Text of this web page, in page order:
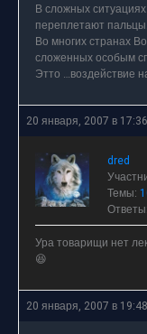
В сложных
переплетают пальцы.
Во многих странах
сложенных особым
Этто …воздействие
20 января, 2007 в 17:36
dred
Темы:
Ответы:
Ура товарищи нет
😆
20 января, 2007 в 19:48